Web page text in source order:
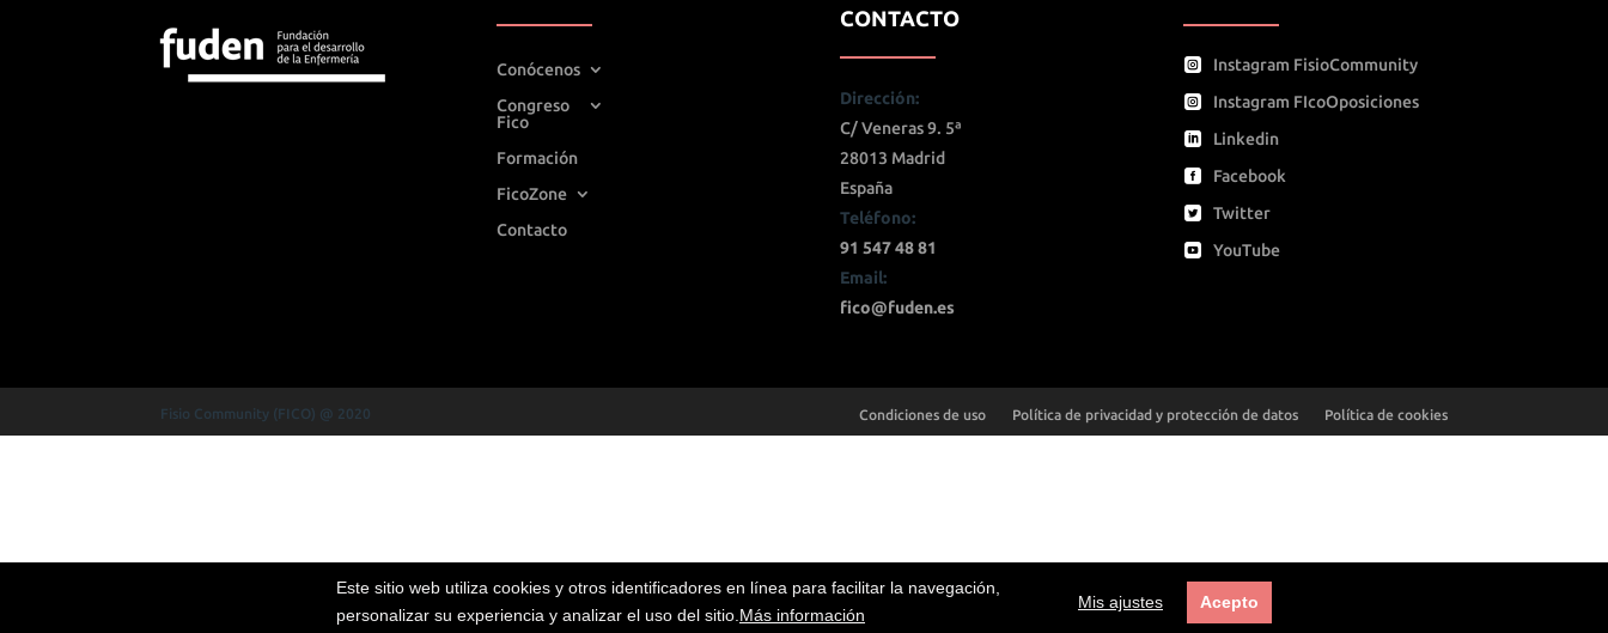
Este sitio web utiliza cookies y otros identificadores en línea para facilitar la navegación,
personalizar su experiencia y analizar el uso del sitio. Más información
Mis ajustes Acepto
Conócenos
Congreso
Fico
Formación
FicoZone
Contacto
CONTACTO
Dirección:
C/ Veneras 9. 5ª
28013 Madrid
España
Teléfono:
91 547 48 81
Email:
fico@fuden.es
Instagram FisioCommunity
Instagram FIcoOposiciones
Linkedin
Facebook
Twitter
YouTube
Fisio Community (FICO) @ 2020 Condiciones de uso Política de privacidad y protección de datos Política de cookies